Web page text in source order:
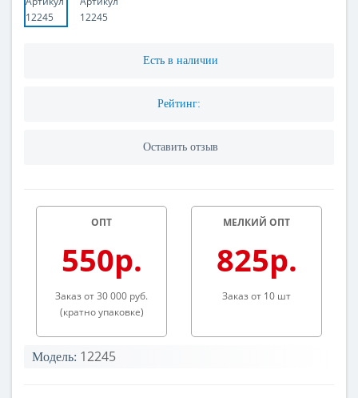
Есть в наличии
Рейтинг:
Оставить отзыв
ОПТ
550р.
Заказ от 30 000 руб.
(кратно упаковке)
МЕЛКИЙ ОПТ
825р.
Заказ от 10 шт
Модель: 12245